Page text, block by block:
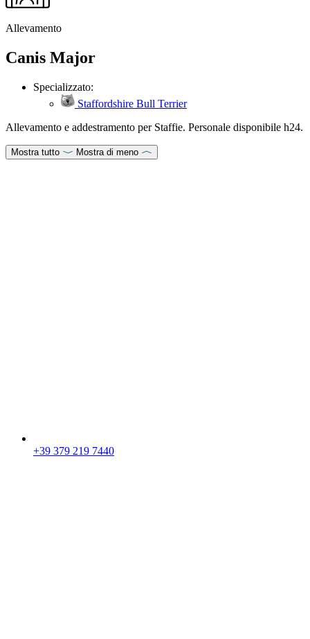
Allevamento
Canis Major
Specializzato:
Staffordshire Bull Terrier
Allevamento e addestramento per Staffie. Personale disponibile h24.
Mostra tutto Mostra di meno
+39 379 219 7440